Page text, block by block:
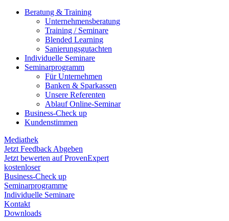
Beratung & Training
Unternehmens­beratung
Training / Seminare
Blended Learning
Sanierungs­gutachten
Individuelle Seminare
Seminarprogramm
Für Unternehmen
Banken & Sparkassen
Unsere Referenten
Ablauf Online-Seminar
Business-Check up
Kundenstimmen
Mediathek
Jetzt Feedback Abgeben
Jetzt bewerten auf ProvenExpert
kostenloser
Business-Check up
Seminarprogramme
Individuelle Seminare
Kontakt
Downloads